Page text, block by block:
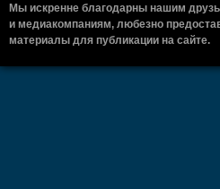
Мы искренне благодарны нашим
и медиакомпаниям, любезно
материалы для публикации на сайте.